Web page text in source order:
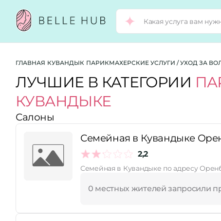
Город:
Категории:
Стоимость услуг:
ГЛАВНАЯ КУВАНДЫК ПАРИКМАХЕРСКИЕ УСЛУГИ / УХОД ЗА
ЛУЧШИЕ В КАТЕГОРИИ
КУВАНДЫКЕ
Салоны
Семейная в Кувандыке
2,2
Семейная в Кувандыке по адресу
0 местных жителей запросили